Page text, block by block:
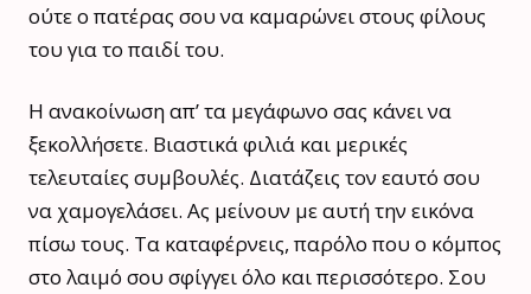
ούτε ο πατέρας σου να καμαρώνει στους φίλους
του για το παιδί του.
Η ανακοίνωση απ’ τα μεγάφωνο σας κάνει να
ξεκολλήσετε. Βιαστικά φιλιά και μερικές
τελευταίες συμβουλές. Διατάζεις τον εαυτό σου
να χαμογελάσει. Ας μείνουν με αυτή την εικόνα
πίσω τους. Τα καταφέρνεις, παρόλο που ο κόμπος
στο λαιμό σου σφίγγει όλο και περισσότερο. Σου